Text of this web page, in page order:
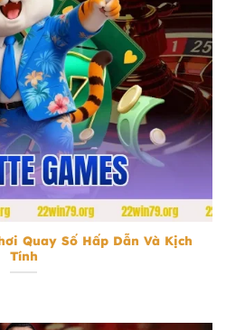
Quay Số Hấp Dẫn Và Kịch
Tính